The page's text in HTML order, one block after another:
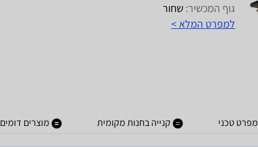
גוף המכשיר: שחור
למפרט המלא >
מפרט טכני קנייה בחנות מקומית מוצרים דומים